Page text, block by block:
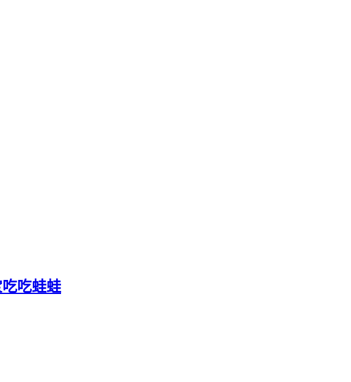
吃吃蛙蛙